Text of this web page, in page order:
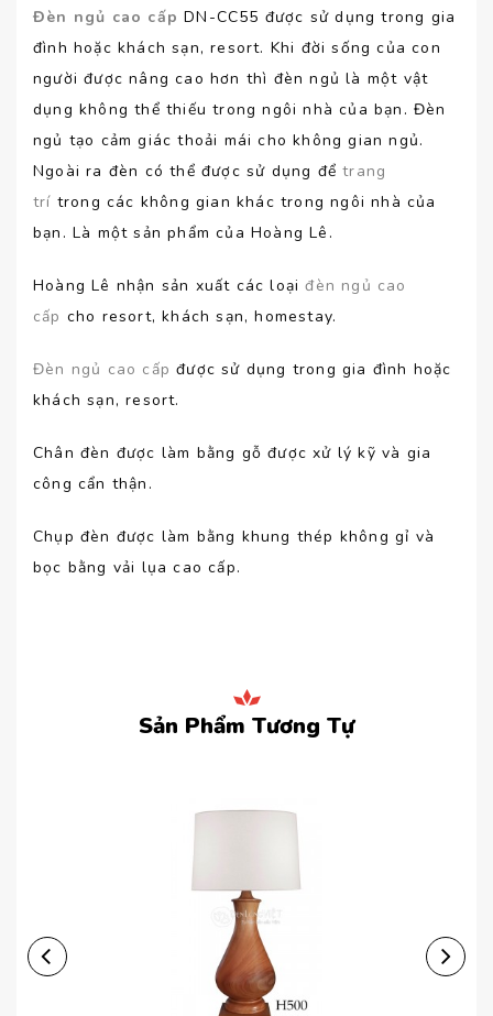
Đèn ngủ cao cấp DN-CC55 được sử dụng trong gia
đình hoặc khách sạn, resort. Khi đời sống của con
người được nâng cao hơn thì đèn ngủ là một vật
dụng không thể thiếu trong ngôi nhà của bạn. Đèn
ngủ tạo cảm giác thoải mái cho không gian ngủ.
Ngoài ra đèn có thể được sử dụng đểtrang
trí trong các không gian khác trong ngôi nhà của
bạn. Là một sản phẩm của Hoàng Lê.
Hoàng Lê nhận sản xuất các loạiđèn ngủ cao
cấp cho resort, khách sạn, homestay.
Đèn ngủ cao cấp được sử dụng trong gia đình hoặc
khách sạn, resort.
Chân đèn được làm bằng gỗ được xử lý kỹ và gia
công cẩn thận.
Chụp đèn được làm bằng khung thép không gỉ và
bọc bằng vải lụa cao cấp.
Sản Phẩm Tương Tự